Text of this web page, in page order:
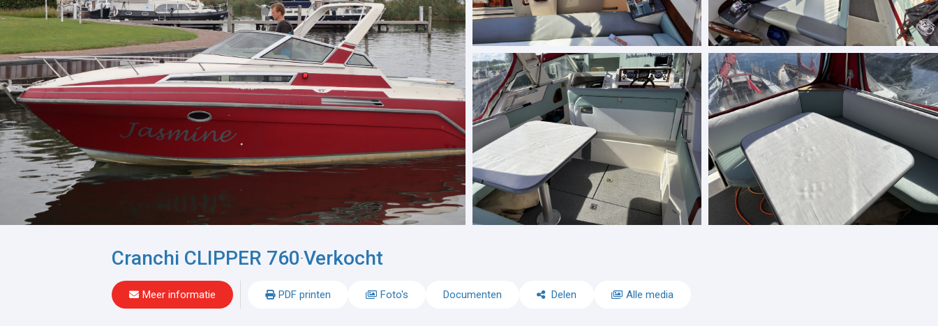
Cranchi CLIPPER 760-Verkocht
Meer informatie PDF printen Foto's Documenten Delen Alle media